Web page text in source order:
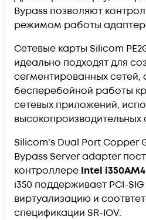
Bypass позволяют
режимом работы
Сетевые карты Silicom
идеально подходят для
сегментированных сетей,
бесперебойной работы
сетевых приложений,
высокопроизводительных
Silicom’s Dual Port Copper
Bypass Server adapter
контроллере Intel i350AM4
i350 поддерживает PCI-
виртуализацию и
спецификации SR-IOV.